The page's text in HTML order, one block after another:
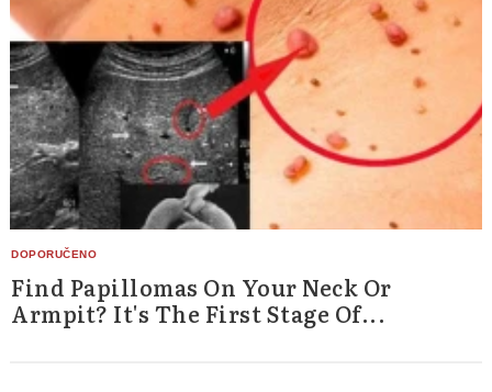
Find Papillomas On Your Neck Or
Armpit? It's The First Stage Of...